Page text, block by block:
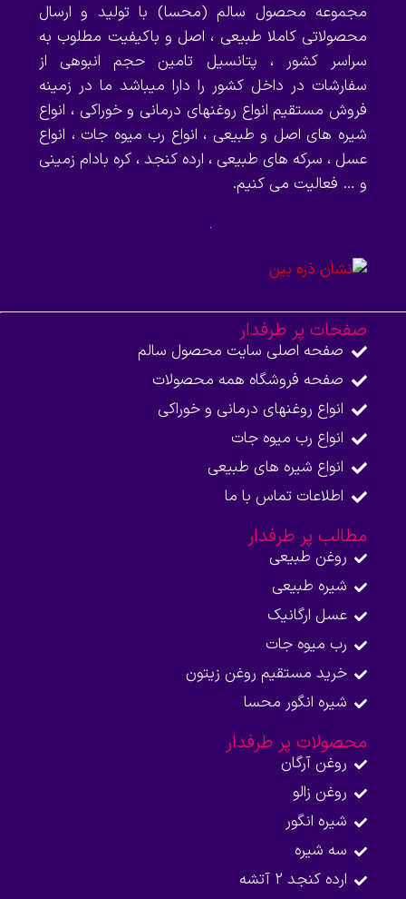
مجموعه محصول سالم (محسا) با تولید و ارسال
محصولاتی کاملا طبیعی ، اصل و باکیفیت مطلوب به
سراسر کشور ، پتانسیل تامین حجم انبوهی از
سفارشات در داخل کشور را دارا میباشد ما در زمینه
فروش مستقیم انواع روغنهای درمانی و خوراکی ، انواع
شیره های اصل و طبیعی ، انواع رب میوه جات ، انواع
عسل ، سرکه های طبیعی ، ارده کنجد ، کره بادام زمینی
و … فعالیت می کنیم.
صفحات پر طرفدار
صفحه اصلی سایت محصول سالم
صفحه فروشگاه همه محصولات​
انواع روغنهای درمانی و خوراکی
انواع رب میوه جات
انواع شیره های طبیعی
اطلاعات تماس با ما​
مطالب پر طرفدار
روغن طبیعی
شیره طبیعی
عسل ارگانیک
رب میوه جات
خرید مستقیم روغن زیتون
شیره انگور محسا
محصولات پر طرفدار
روغن آرگان
روغن زالو
شیره انگور
سه شیره
ارده کنجد 2 آتشه